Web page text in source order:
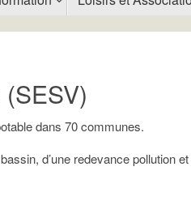
dans 70 communes.
d’une redevance pollution